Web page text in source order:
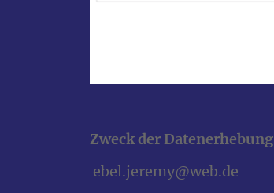
Zweck der Datenerhebung
ebel.jeremy@web.de